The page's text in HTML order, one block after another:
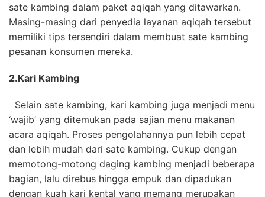
sate kambing dalam paket aqiqah yang ditawarkan.
Masing-masing dari penyedia layanan aqiqah tersebut
memiliki tips tersendiri dalam membuat sate kambing
pesanan konsumen mereka.
2.Kari Kambing
Selain sate kambing, kari kambing juga menjadi menu
‘wajib’ yang ditemukan pada sajian menu makanan
acara aqiqah. Proses pengolahannya pun lebih cepat
dan lebih mudah dari sate kambing. Cukup dengan
memotong-motong daging kambing menjadi beberapa
bagian, lalu direbus hingga empuk dan dipadukan
dengan kuah kari kental yang memang merupakan